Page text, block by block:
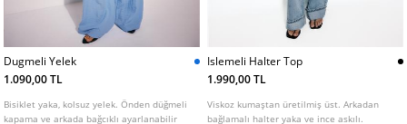
Dugmeli Yelek
1.090,00 TL
Bisiklet yaka, kolsuz yelek. Önden düğmeli
kapama ve arkada bağcıklı ayarlanabilir
Islemeli Halter Top
1.990,00 TL
Viskoz kumaştan üretilmiş üst. Arkadan
bağlamalı halter yaka ve ince askılı.